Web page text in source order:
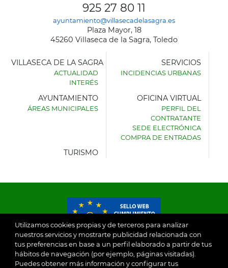
Utilizamos cookies propias y de terceros para analizar
nuestros servicios y mostrarte publicidad relacionada con
tus preferencias en base a un perfil elaborado a partir de tus
hábitos de navegación (por ejemplo, páginas visitadas).
Puedes obtener más información y configurar tus
925 27 80 11
ayuntamiento@villasecadelasagra.es
Plaza Mayor, 18
45260 Villaseca de la Sagra, Toledo
AYUNTAMIENTO
VILLASECA DE LA SAGRA
ACTUALIDAD
INTERÉS
SERVICIOS
INCIDENCIAS URBANAS
AYUNTAMIENTO
ÁREAS MUNICIPALES
OFICINA VIRTUAL
PERFIL DEL
CONTRATANTE
SEDE ELECTRÓNICA
COMPRA DE ENTRADAS
TURISMO
© 2026